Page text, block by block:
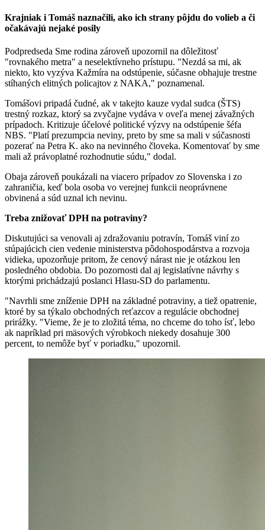
Krajniak i Tomáš naznačili, ako ich strany pôjdu do volieb a či
očakávajú nejaké posily
Podpredseda Sme rodina zároveň upozornil na dôležitosť
"rovnakého metra" a neselektívneho prístupu. "Nezdá sa mi, ak
niekto, kto vyzýva Kažmíra na odstúpenie, súčasne obhajuje trestne
stíhaných elitných policajtov z NAKA," poznamenal.
Tomášovi pripadá čudné, ak v takejto kauze vydal sudca (ŠTS)
trestný rozkaz, ktorý sa zvyčajne vydáva v oveľa menej závažných
prípadoch. Kritizuje účelové politické výzvy na odstúpenie šéfa
NBS. "Platí prezumpcia neviny, preto by sme sa mali v súčasnosti
pozerať na Petra K. ako na nevinného človeka. Komentovať by sme
mali až právoplatné rozhodnutie súdu," dodal.
Obaja zároveň poukázali na viacero prípadov zo Slovenska i zo
zahraničia, keď bola osoba vo verejnej funkcii neoprávnene
obvinená a súd uznal ich nevinu.
Treba znižovať DPH na potraviny?
Diskutujúci sa venovali aj zdražovaniu potravín, Tomáš viní zo
stúpajúcich cien vedenie ministerstva pôdohospodárstva a rozvoja
vidieka, upozorňuje pritom, že cenový nárast nie je otázkou len
posledného obdobia. Do pozornosti dal aj legislatívne návrhy s
ktorými prichádzajú poslanci Hlasu-SD do parlamentu.
"Navrhli sme zníženie DPH na základné potraviny, a tiež opatrenie,
ktoré by sa týkalo obchodných reťazcov a regulácie obchodnej
prirážky. "Vieme, že je to zložitá téma, no chceme do toho ísť, lebo
ak napríklad pri mäsových výrobkoch niekedy dosahuje 300
percent, to nemôže byť v poriadku," upozornil.